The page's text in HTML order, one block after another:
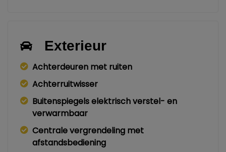
Exterieur
Achterdeuren met ruiten
Achterruitwisser
Buitenspiegels elektrisch verstel- en
verwarmbaar
Centrale vergrendeling met
afstandsbediening